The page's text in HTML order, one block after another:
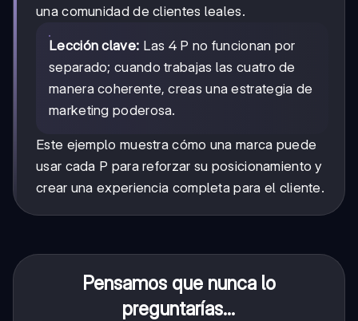
una comunidad de clientes leales.
Lección clave: Las 4 P no funcionan por
separado; cuando trabajas las cuatro de
manera coherente, creas una estrategia de
marketing poderosa.
Este ejemplo muestra cómo una marca puede
usar cada P para reforzar su posicionamiento y
crear una experiencia completa para el cliente.
Pensamos que nunca lo
preguntarías...